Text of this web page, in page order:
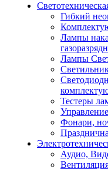
Гибкий
Лампы
Лампы
Тестеры
Фонари,
Аудио,